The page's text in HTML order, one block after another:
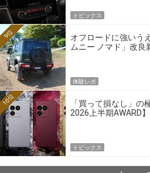
トピックス
オフロードに強いう
ムニー ノマド」改良
9位
体験レポ
「買って損なし」
2026上半期AWARD】
10位
トピックス